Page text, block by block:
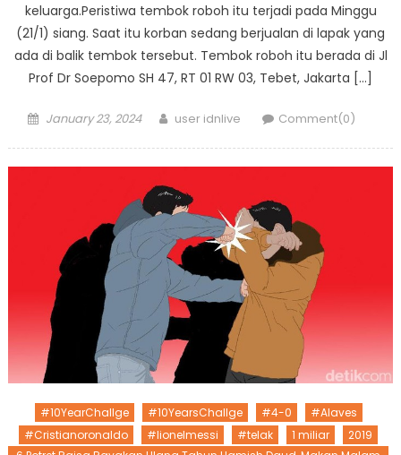
keluarga.Peristiwa tembok roboh itu terjadi pada Minggu
(21/1) siang. Saat itu korban sedang berjualan di lapak yang
ada di balik tembok tersebut. Tembok roboh itu berada di Jl
Prof Dr Soepomo SH 47, RT 01 RW 03, Tebet, Jakarta […]
Posted
January 23, 2024 Author
user idnlive Comment(0)
#10YearChallge #10YearsChallge #4-0
#Alaves
#Cristianoronaldo
#lionelmessi #telak 1 miliar
2019